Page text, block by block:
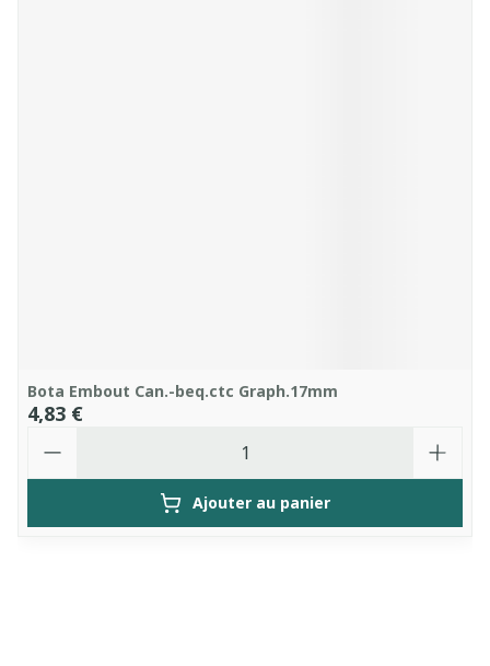
Bota Embout Can.-beq.ctc Graph.17mm
4,83 €
Ajouter au panier